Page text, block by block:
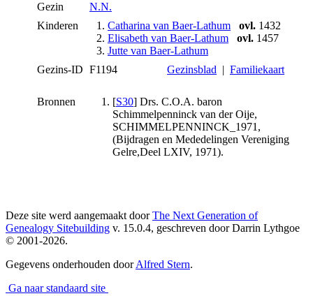
Gezin
N.N.
Kinderen
1. Catharina van Baer-Lathum ovl. 1432
2. Elisabeth van Baer-Lathum ovl. 1457
3. Jutte van Baer-Lathum
Gezins-ID F1194 Gezinsblad | Familiekaart
Bronnen [S30] Drs. C.O.A. baron
Schimmelpenninck van der Oije,
SCHIMMELPENNINCK_1971,
(Bijdragen en Mededelingen Vereniging
Gelre,Deel LXIV, 1971).
Deze site werd aangemaakt doorThe Next Generation of
Genealogy Sitebuilding v. 15.0.4, geschreven door Darrin Lythgoe
© 2001-2026.
Gegevens onderhouden doorAlfred Stern.
Ga naar standaard site